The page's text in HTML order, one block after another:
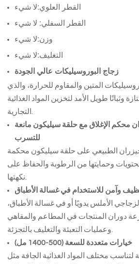
القطر العلوي:لا شيء
القطر السفلي: لا شيء
وزن:لا شيء
التغليف:لا شيء
زجاج البوروسيليكات عالي الجودة
المتين والمقاوم للحرارة، والذي
وثباتًا طويل الأمد لتخزين المواد الغذائية
محكم الإغلاق مع حلقة سيليكون مانعة
للتسرب
الطبيعي على حلقة سيليكون محكمة
وحمايتها من الرطوبة والحفاظ على
وآمن للاستخدام في غسالة الأطباق
الأملس يدويًا أو في غسالة الأطباق،
دوران المنتجات في المطاعم والمقاهي
خيارات متعددة للسعة (500-1400 مل)
لتناسب مختلف المواد الغذائية الجافة مثل